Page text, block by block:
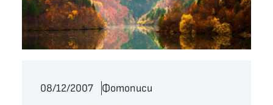
08/12/2007
Фотописи